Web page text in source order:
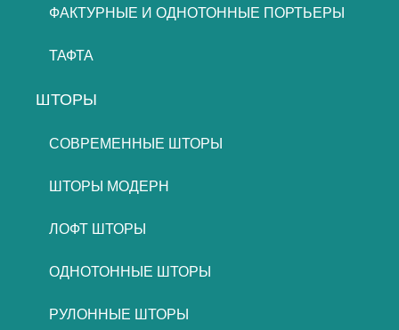
ФАКТУРНЫЕ И ОДНОТОННЫЕ ПОРТЬЕРЫ
ТАФТА
ШТОРЫ
СОВРЕМЕННЫЕ ШТОРЫ
ШТОРЫ МОДЕРН
ЛОФТ ШТОРЫ
ОДНОТОННЫЕ ШТОРЫ
РУЛОННЫЕ ШТОРЫ